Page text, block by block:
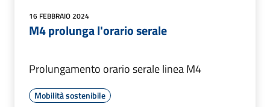
16 FEBBRAIO 2024
M4 prolunga l'orario serale
Prolungamento orario serale linea M4
Mobilità sostenibile